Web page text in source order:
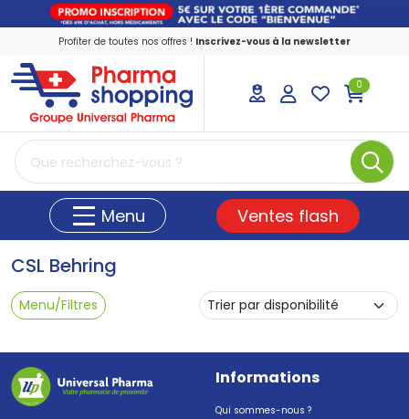
Profiter de toutes nos offres ! Inscrivez-vous à la newsletter
PharmaShopping Votre pharmacie en
0
Menu Ventes flash
CSL Behring
Menu/Filtres
Informations
Qui sommes-nous ?